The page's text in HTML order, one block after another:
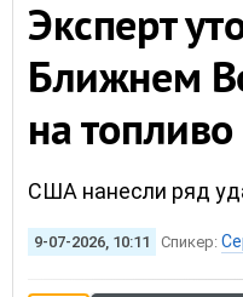
Эксперт
Ближнем
на
США нанесли ряд
9-07-2026, 10:11 Спикер: